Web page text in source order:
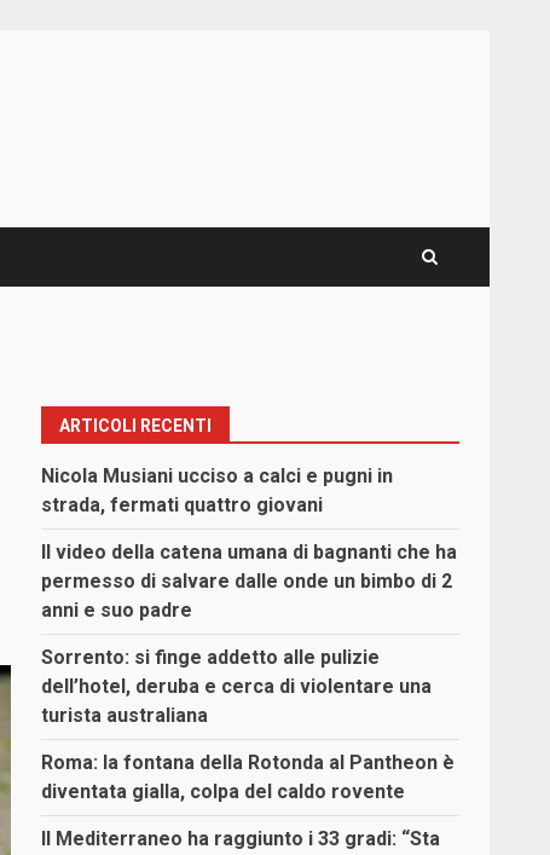
ARTICOLI RECENTI
Nicola Musiani ucciso a calci e pugni in
strada, fermati quattro giovani
Il video della catena umana di bagnanti che ha
permesso di salvare dalle onde un bimbo di 2
anni e suo padre
Sorrento: si finge addetto alle pulizie
dell’hotel, deruba e cerca di violentare una
turista australiana
Roma: la fontana della Rotonda al Pantheon è
diventata gialla, colpa del caldo rovente
Il Mediterraneo ha raggiunto i 33 gradi: “Sta